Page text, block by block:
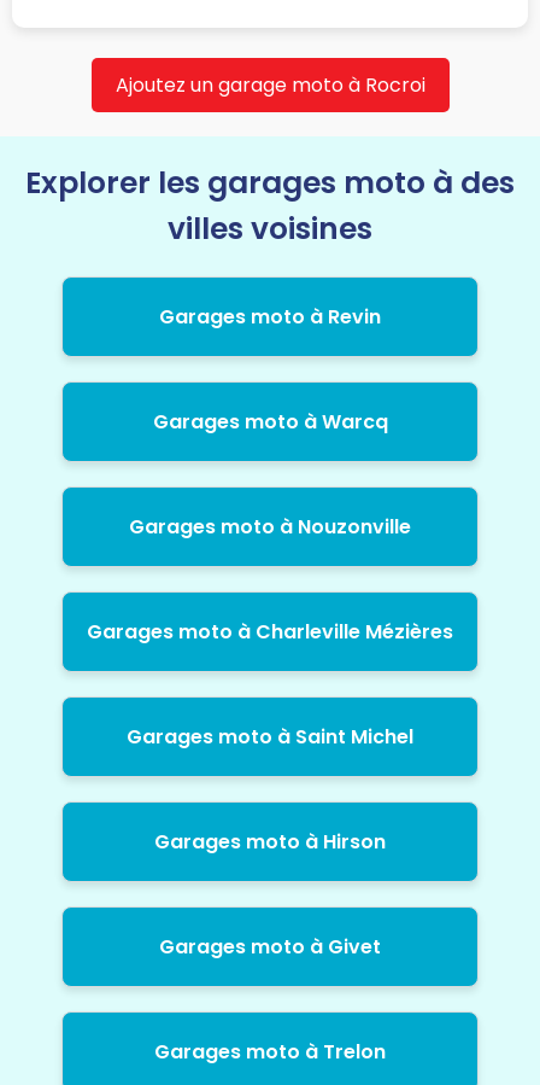
Ajoutez un garage moto à Rocroi
Explorer les garages moto à des
villes voisines
Garages moto à Revin
Garages moto à Warcq
Garages moto à Nouzonville
Garages moto à Charleville Mézières
Garages moto à Saint Michel
Garages moto à Hirson
Garages moto à Givet
Garages moto à Trelon